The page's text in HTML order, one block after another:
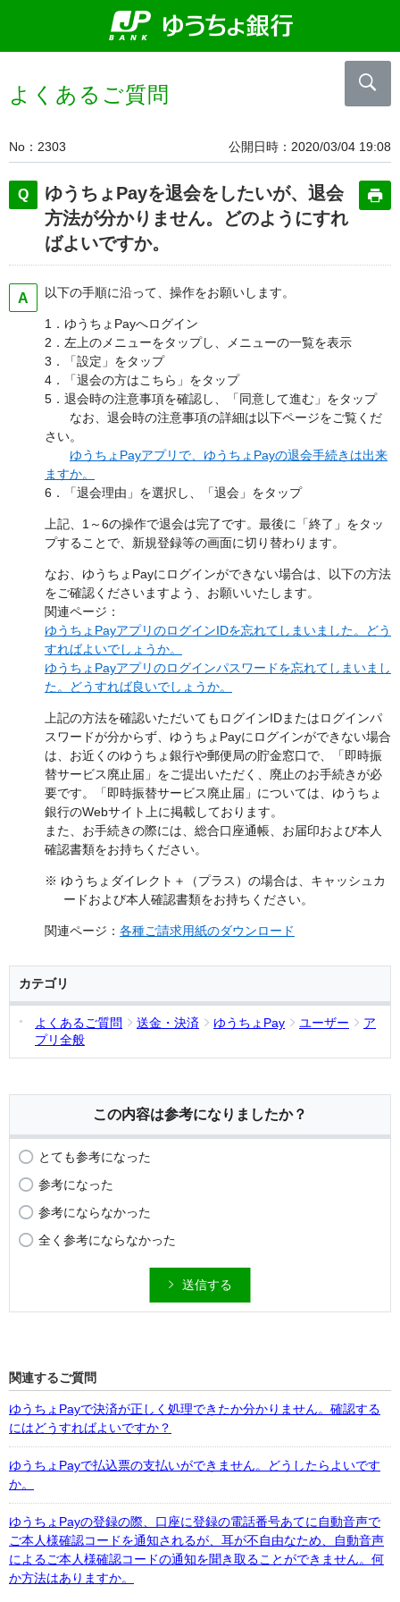
よくあるご質問
No 2303 公開日時 2020/03/04 19:08
ゆうちょPayを退会をしたいが、退会
方法が分かりません。どのようにすれ
ばよいですか。
以下の手順に沿って、操作をお願いします。
1．ゆうちょPayへログイン
2．左上のメニューをタップし、メニューの一覧を表示
3．「設定」をタップ
4．「退会の方はこちら」をタップ
5．退会時の注意事項を確認し、「同意して進む」をタップ
なお、退会時の注意事項の詳細は以下ページをご覧くだ
さい。
ゆうちょPayアプリで、ゆうちょPayの退会手続きは出来
ますか。
6．「退会理由」を選択し、「退会」をタップ
上記、1～6の操作で退会は完了です。最後に「終了」をタッ
プすることで、新規登録等の画面に切り替わります。
なお、ゆうちょPayにログインができない場合は、以下の方法
をご確認くださいますよう、お願いいたします。
関連ページ：
ゆうちょPayアプリのログインIDを忘れてしまいました。どう
すればよいでしょうか。
ゆうちょPayアプリのログインパスワードを忘れてしまいまし
た。どうすれば良いでしょうか。
上記の方法を確認いただいてもログインIDまたはログインパ
スワードが分からず、ゆうちょPayにログインができない場合
は、お近くのゆうちょ銀行や郵便局の貯金窓口で、「即時振
替サービス廃止届」をご提出いただく、廃止のお手続きが必
要です。「即時振替サービス廃止届」については、ゆうちょ
銀行のWebサイト上に掲載しております。
また、お手続きの際には、総合口座通帳、お届印および本人
確認書類をお持ちください。
※ ゆうちょダイレクト＋（プラス）の場合は、キャッシュカ
ードおよび本人確認書類をお持ちください。
関連ページ： 各種ご請求用紙のダウンロード
カテゴリ
よくあるご質問 送金・決済 ゆうちょPay ユーザー
ア
プリ全般
この内容は参考になりましたか？
とても参考になった
参考になった
参考にならなかった
全く参考にならなかった
送信する
関連するご質問
ゆうちょPayで決済が正しく処理できたか分かりません。確認する
にはどうすればよいですか？
ゆうちょPayで払込票の支払いができません。どうしたらよいです
か。
ゆうちょPayの登録の際、口座に登録の電話番号あてに自動音声で
ご本人様確認コードを通知されるが、耳が不自由なため、自動音声
によるご本人様確認コードの通知を聞き取ることができません。何
か方法はありますか。